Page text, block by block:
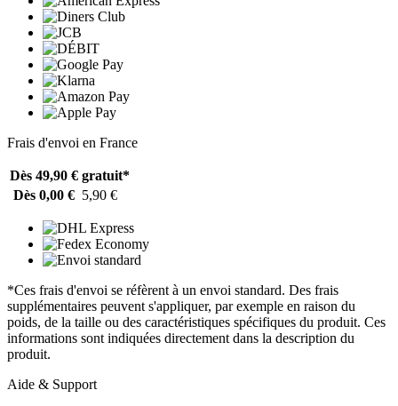
Frais d'envoi en France
Dès 49,90 € gratuit*
Dès 0,00 € 5,90 €
*Ces frais d'envoi se réfèrent à un envoi standard. Des frais
supplémentaires peuvent s'appliquer, par exemple en raison du
poids, de la taille ou des caractéristiques spécifiques du produit. Ces
informations sont indiquées directement dans la description du
produit.
Aide & Support